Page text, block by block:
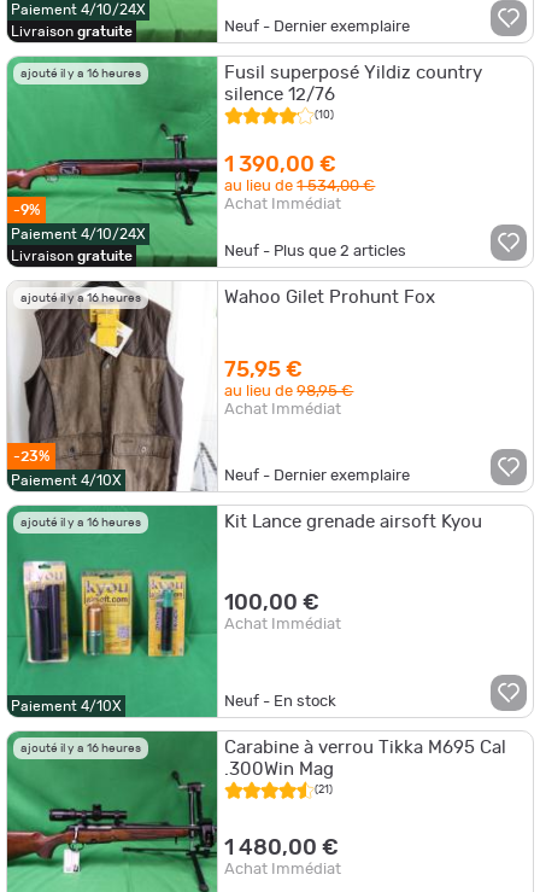
Paiement 4/10/24X
Livraison gratuite Neuf - Dernier exemplaire
ajouté il y a 16 heures
-9%
Paiement 4/10/24X
Livraison gratuite
Fusil superposé Yildiz country
silence 12/76
(10)
1 390,00 €
au lieu de1 534,00 €
Achat Immédiat
Neuf - Plus que2 articles
ajouté il y a 16 heures
-23%
Paiement 4/10X
Wahoo Gilet Prohunt Fox
75,95 €
au lieu de98,95 €
Achat Immédiat
Neuf - Dernier exemplaire
ajouté il y a 16 heures
Paiement 4/10X
Kit Lance grenade airsoft Kyou
100,00 €
Achat Immédiat
Neuf - En stock
ajouté il y a 16 heures
Carabine à verrou Tikka M695 Cal
.300Win Mag
(21)
1 480,00 €
Achat Immédiat